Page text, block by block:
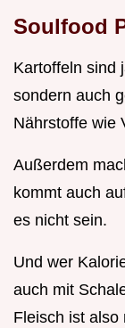
Soulfood
Kartoffeln sind
sondern auch
Nährstoffe wie
Außerdem
kommt auch
es nicht sein.
Und wer
auch mit
Fleisch ist also